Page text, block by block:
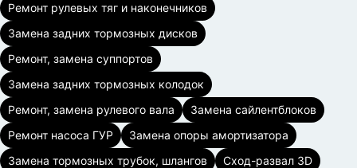
Ремонт рулевых тяг и наконечников
Замена задних тормозных дисков
Ремонт, замена суппортов
Замена задних тормозных колодок
Ремонт, замена рулевого вала
Замена сайлентблоков
Ремонт насоса ГУР
Замена опоры амортизатора
Замена тормозных трубок, шлангов
Сход-развал 3D